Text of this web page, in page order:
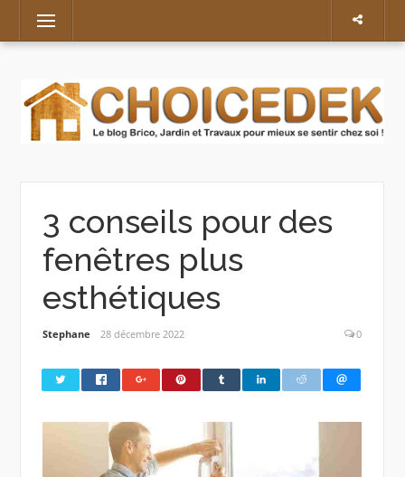
content
Menu
3 conseils pour des
fenêtres plus
esthétiques
Stephane 28 décembre 2022 0